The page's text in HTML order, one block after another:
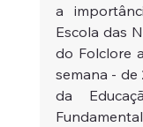
a
Escola das
do Folclore
semana - de
da